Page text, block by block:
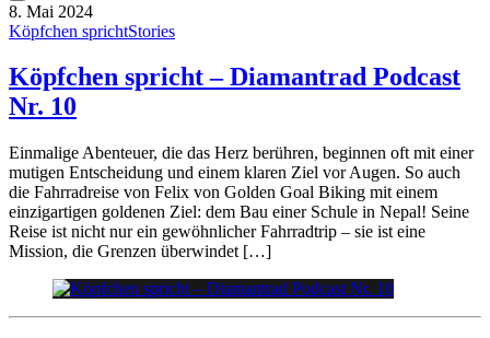
8. Mai 2024
Köpfchen sprichtStories
Köpfchen spricht – Diamantrad Podcast
Nr. 10
Einmalige Abenteuer, die das Herz berühren, beginnen oft mit einer
mutigen Entscheidung und einem klaren Ziel vor Augen. So auch
die Fahrradreise von Felix von Golden Goal Biking mit einem
einzigartigen goldenen Ziel: dem Bau einer Schule in Nepal! Seine
Reise ist nicht nur ein gewöhnlicher Fahrradtrip – sie ist eine
Mission, die Grenzen überwindet […]